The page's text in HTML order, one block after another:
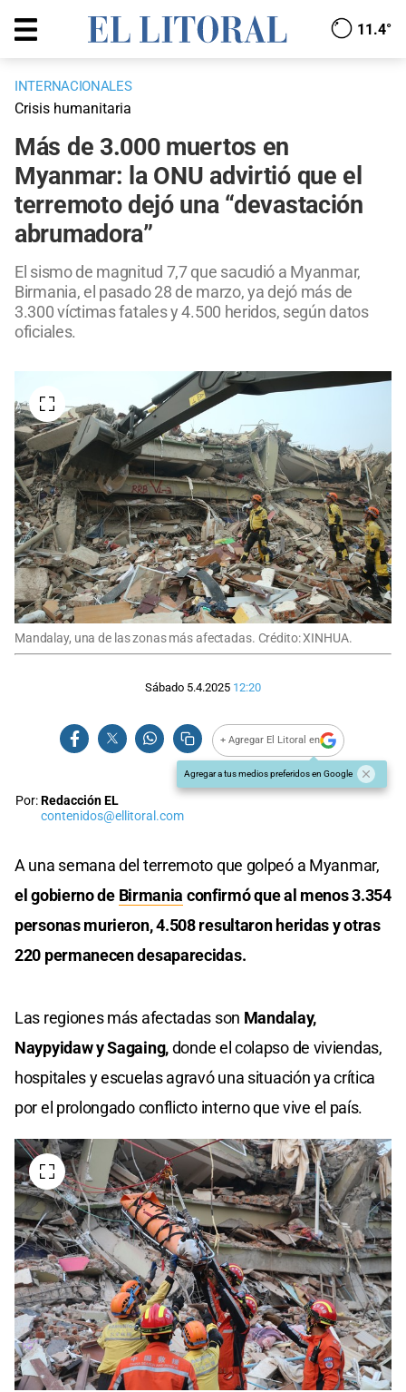
11.4°
INTERNACIONALES
Crisis humanitaria
Más de 3.000 muertos en
Myanmar: la ONU advirtió que el
terremoto dejó una “devastación
abrumadora”
El sismo de magnitud 7,7 que sacudió a Myanmar,
Birmania, el pasado 28 de marzo, ya dejó más de
3.300 víctimas fatales y 4.500 heridos, según datos
oficiales.
Mandalay, una de las zonas más afectadas. Crédito: XINHUA.
Sábado 5.4.2025 12:20
+ Agregar El Litoral en
Agregar a tus medios preferidos en Google
Por:Redacción EL
contenidos@ellitoral.com
A una semana del terremoto que golpeó a Myanmar,
el gobierno de Birmania confirmó que al menos 3.354
personas murieron, 4.508 resultaron heridas y otras
220 permanecen desaparecidas.
Las regiones más afectadas son Mandalay,
Naypyidaw y Sagaing,donde el colapso de viviendas,
hospitales y escuelas agravó una situación ya crítica
por el prolongado conflicto interno que vive el país.